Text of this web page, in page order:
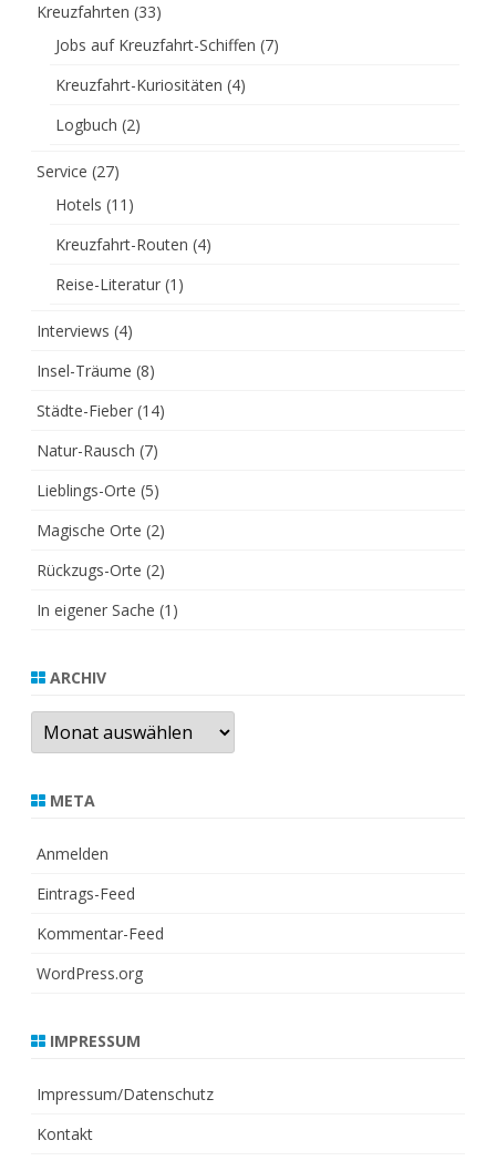
Kreuzfahrten (33)
Jobs auf Kreuzfahrt-Schiffen (7)
Kreuzfahrt-Kuriositäten (4)
Logbuch (2)
Service (27)
Hotels (11)
Kreuzfahrt-Routen (4)
Reise-Literatur (1)
Interviews (4)
Insel-Träume (8)
Städte-Fieber (14)
Natur-Rausch (7)
Lieblings-Orte (5)
Magische Orte (2)
Rückzugs-Orte (2)
In eigener Sache (1)
ARCHIV
Archiv
META
Anmelden
Eintrags-Feed
Kommentar-Feed
WordPress.org
IMPRESSUM
Impressum/Datenschutz
Kontakt